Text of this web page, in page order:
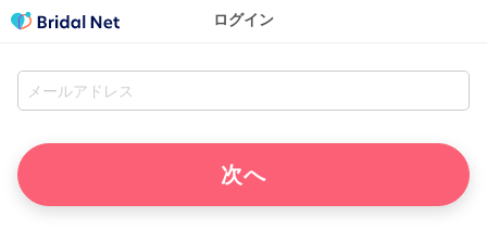
ログイン